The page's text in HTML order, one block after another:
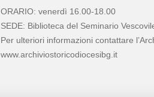
ORARIO: venerdì 16.00-18.00
SEDE: Biblioteca del Seminario
Per ulteriori informazioni contattare
www.archiviostoricodiocesibg.it